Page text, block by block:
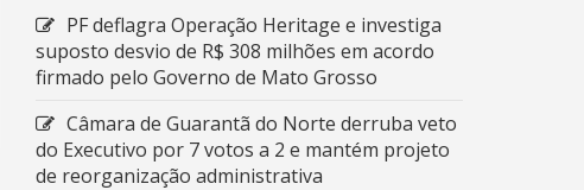
PF deflagra Operação Heritage e investiga
suposto desvio de R$ 308 milhões em acordo
firmado pelo Governo de Mato Grosso
Câmara de Guarantã do Norte derruba veto
do Executivo por 7 votos a 2 e mantém projeto
de reorganização administrativa